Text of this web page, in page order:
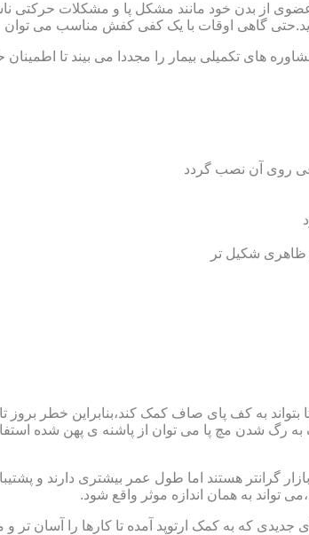
عضوی از بدن خود مانند مشکل پا و مشکلات حرکتی
گاهی اوقات با یک کفی کفش مناسب می
های تکمیلی بیمار را مجددا می بیند تا
روی آن نصب گردد
ظاهری شکیل تر
به کف پای صاف کمک کند،بنابراین خطر بروز
رگ شدن مچ پا می توان از پاشنه ی پهن شده
گرانتر هستند اما طول عمر بیشتری دارند و
تواند به همان اندازه موثر واقع شود.
که به کمک ارتوپد آمده تا کارها را آسان